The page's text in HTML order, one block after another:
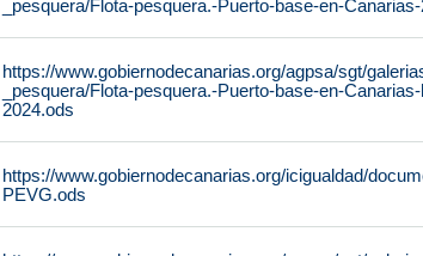
_pesquera/Flota-pesquera.-Puerto-base-en-
https://www.gobiernodecanarias.org/agpsa/sgt/
_pesquera/Flota-pesquera.-Puerto-base-en-
2024.ods
https://www.gobiernodecanarias.org/icigualdad/
PEVG.ods